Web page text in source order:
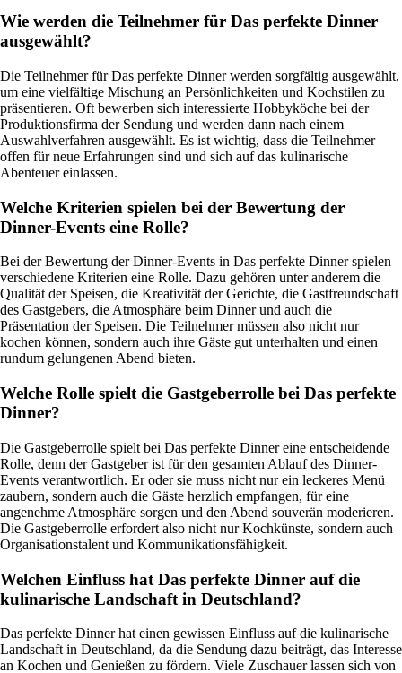
Wie werden die Teilnehmer für Das perfekte Dinner
ausgewählt?
Die Teilnehmer für Das perfekte Dinner werden sorgfältig ausgewählt,
um eine vielfältige Mischung an Persönlichkeiten und Kochstilen zu
präsentieren. Oft bewerben sich interessierte Hobbyköche bei der
Produktionsfirma der Sendung und werden dann nach einem
Auswahlverfahren ausgewählt. Es ist wichtig, dass die Teilnehmer
offen für neue Erfahrungen sind und sich auf das kulinarische
Abenteuer einlassen.
Welche Kriterien spielen bei der Bewertung der
Dinner-Events eine Rolle?
Bei der Bewertung der Dinner-Events in Das perfekte Dinner spielen
verschiedene Kriterien eine Rolle. Dazu gehören unter anderem die
Qualität der Speisen, die Kreativität der Gerichte, die Gastfreundschaft
des Gastgebers, die Atmosphäre beim Dinner und auch die
Präsentation der Speisen. Die Teilnehmer müssen also nicht nur
kochen können, sondern auch ihre Gäste gut unterhalten und einen
rundum gelungenen Abend bieten.
Welche Rolle spielt die Gastgeberrolle bei Das perfekte
Dinner?
Die Gastgeberrolle spielt bei Das perfekte Dinner eine entscheidende
Rolle, denn der Gastgeber ist für den gesamten Ablauf des Dinner-
Events verantwortlich. Er oder sie muss nicht nur ein leckeres Menü
zaubern, sondern auch die Gäste herzlich empfangen, für eine
angenehme Atmosphäre sorgen und den Abend souverän moderieren.
Die Gastgeberrolle erfordert also nicht nur Kochkünste, sondern auch
Organisationstalent und Kommunikationsfähigkeit.
Welchen Einfluss hat Das perfekte Dinner auf die
kulinarische Landschaft in Deutschland?
Das perfekte Dinner hat einen gewissen Einfluss auf die kulinarische
Landschaft in Deutschland, da die Sendung dazu beiträgt, das Interesse
an Kochen und Genießen zu fördern. Viele Zuschauer lassen sich von